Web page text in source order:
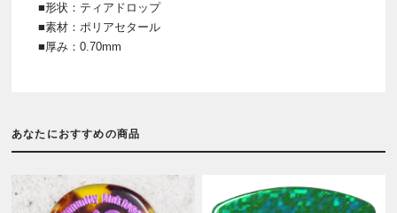
■形状：ティアドロップ
■素材：ポリアセタール
■厚み：0.70mm
あなたにおすすめの商品